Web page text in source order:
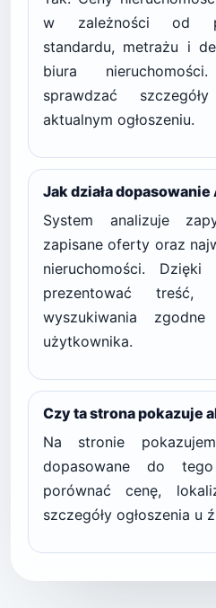
w zależności od
standardu, metrażu i
biura
sprawdzać
aktualnym ogłoszeniu.
Jak działa
System analizuje
zapisane oferty oraz
nieruchomości.
prezentować
wyszukiwania
użytkownika.
Czy ta strona pokazuje
Na stronie
dopasowane do
porównać cenę,
szczegóły ogłoszenia u